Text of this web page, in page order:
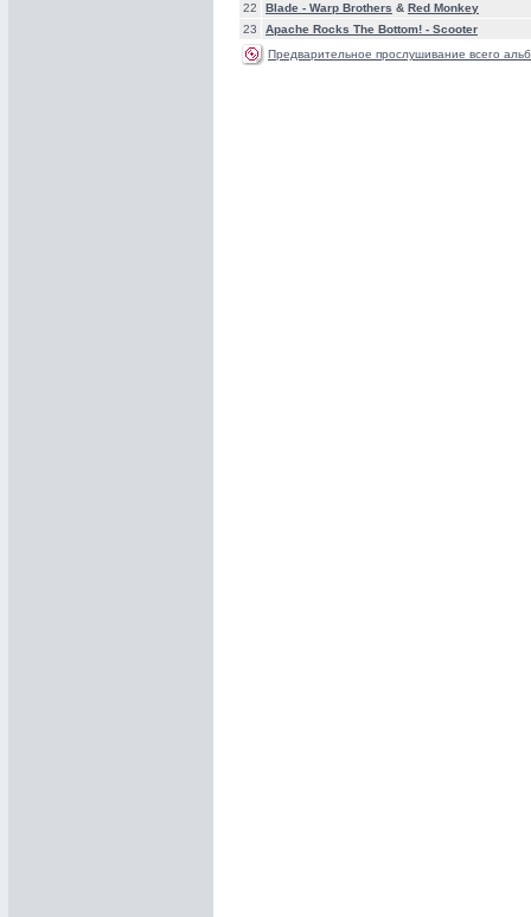
22
Blade - Warp Brothers & Red Monkey
23
Apache Rocks The Bottom! - Scooter
Предварительное прослушивание всего